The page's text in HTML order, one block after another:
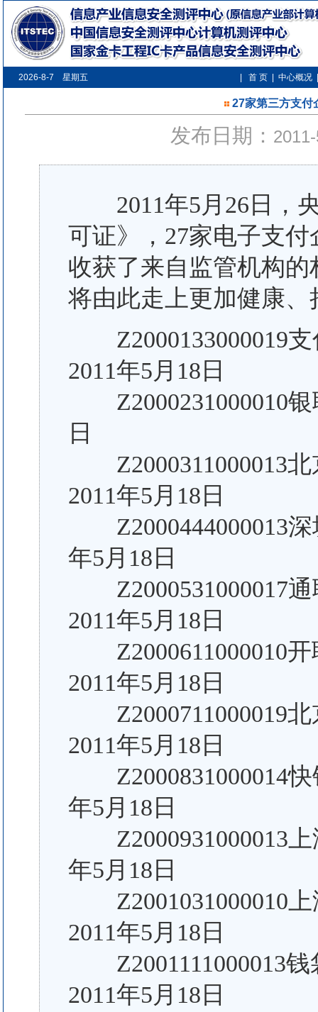
2026-8-7 星期五 首 页 中心概况
27家第三方支付
发布日期：
2011年5月26日，央
可证》，27家电子支
收获了来自监管机构
将由此走上更加健康
Z2000133000019支
2011年5月18日
Z2000231000010银
日
Z2000311000013北
2011年5月18日
Z2000444000013深
年5月18日
Z2000531000017通
2011年5月18日
Z2000611000010开
2011年5月18日
Z2000711000019北
2011年5月18日
Z2000831000014快
年5月18日
Z2000931000013上
年5月18日
Z2001031000010上
2011年5月18日
Z2001111000013钱
2011年5月18日